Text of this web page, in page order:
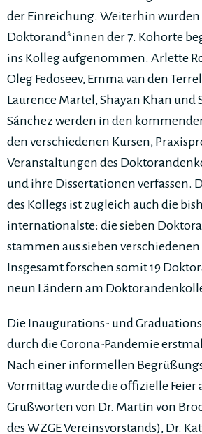
der Einreichung. Weiterhin wurden
Doktorand*innen der 7. Kohorte
ins Kolleg aufgenommen. Arlette
Oleg Fedoseev, Emma van den
Laurence Martel, Shayan Khan und
Sánchez werden in den
den verschiedenen Kursen,
Veranstaltungen des
und ihre Dissertationen verfassen.
des Kollegs ist zugleich auch die
internationalste: die sieben
stammen aus sieben
Insgesamt forschen somit 19
neun Ländern am
Die Inaugurations- und
durch die Corona-Pandemie
Nach einer informellen
Vormittag wurde die offizielle
Grußworten von Dr. Martin von
des WZGE Vereinsvorstands), Dr.